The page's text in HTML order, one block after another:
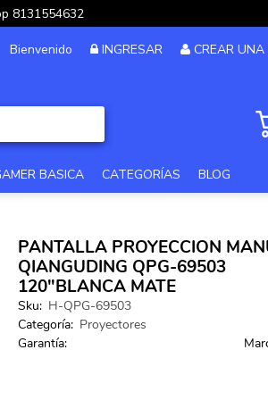
8131554632
Bienvenido INGRESAR CREAR
BASICA CATEGORÍAS
PC GAMER 12MSI
PC DISEÑO Y EDICION
PC GAMER GAMA MEDIA
BLOG
PANTALLA PROYECCION
QIANGUDING QPG-69503
120"BLANCA MATE
Sku: H-QPG-69503
Categoría: Proyectores
Garantía: